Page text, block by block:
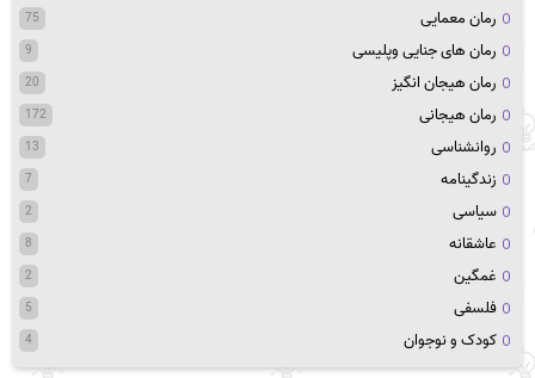
رمان معمایی 75
رمان های جنایی وپلیسی 9
رمان هیجان انگیز 20
رمان هیجانی 172
روانشناسی 13
زندگینامه 7
سیاسی 2
عاشقانه 8
غمگین 2
فلسفی 5
کودک و نوجوان 4